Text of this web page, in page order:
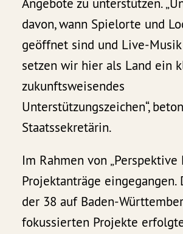
Angebote zu unterstützen.
davon, wann Spielorte und
geöffnet sind und Live-
setzen wir hier als Land ein
zukunftsweisendes
Unterstützungszeichen“,
Staatssekretärin.
Im Rahmen von „Perspektive
Projektanträge eingegangen.
der 38 auf Baden-
fokussierten Projekte